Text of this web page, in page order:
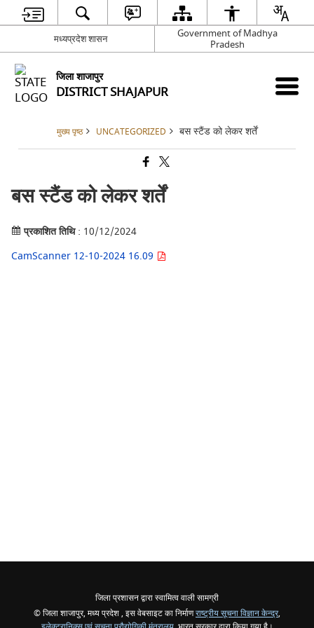
मध्यप्रदेश शासन
Government of Madhya
Pradesh
जिला शाजापुर
DISTRICT SHAJAPUR
मुख्य पृष्ठ UNCATEGORIZED बस स्टैंड को लेकर शर्तें
बस स्टैंड को लेकर शर्तें
प्रकाशित तिथि: 10/12/2024
CamScanner 12-10-2024 16.09
जिला प्रशासन द्वारा स्वामित्व वाली सामग्री
© जिला शाजापुर, मध्य प्रदेश , इस वेबसाइट का निर्माणराष्ट्रीय सूचना विज्ञान केन्द्र,